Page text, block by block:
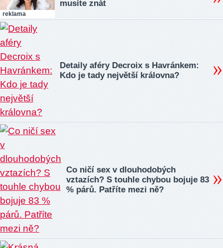
reklama
musíte znát
Detaily aféry Decroix s Havránkem:
Kdo je tady největší královna?
Co ničí sex v dlouhodobých
vztazích? S touhle chybou bojuje 83
% párů. Patříte mezi ně?